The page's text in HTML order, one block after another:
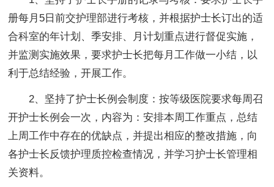
册每月5日前交护理部进行考核，并根据护士长订出的适
合科室的年计划、季安排、月计划重点进行督促实施，
并监测实施效果，要求护士长把每月工作做一小结，以
利于总结经验，开展工作。
2、坚持了护士长例会制度：按等级医院要求每周召
开护士长例会一次，内容为：安排本周工作重点，总结
上周工作中存在的优缺点，并提出相应的整改措施，向
各护士长反馈护理质控检查情况，并学习护士长管理相
关资料。